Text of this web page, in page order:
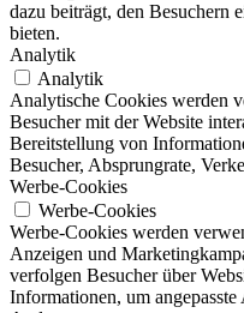
dazu beiträgt, den Besuchern
bieten.
Analytik
Analytik
Analytische Cookies werden
Besucher mit der Website
Bereitstellung von
Besucher, Absprungrate,
Werbe-Cookies
Werbe-Cookies
Werbe-Cookies werden
Anzeigen und
verfolgen Besucher über
Informationen, um